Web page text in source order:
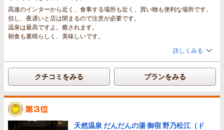
高速のインターから近く、食事する場所も近く、買い物も便利な場所です。
但し、夜遅いと店は閉まるので注意が必要です。
温泉は最高ですよ。癒されます。
朝食も素晴らしく、美味しいです。
詳しくみる
クチコミをみる プランをみる
天然温泉 だんだんの湯 御宿 野乃松江（ド